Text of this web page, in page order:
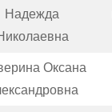
Надежда
Оксана